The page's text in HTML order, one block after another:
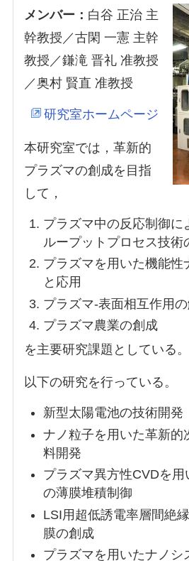
メンバー： 白谷 正治 主
幹教授／古閑 一憲 主幹
教授／鎌滝 晋礼 准教授
／奥村 賢直 准教授
研究室ホームページ
本研究室では，革新的
プラズマの創成を目指
して，
プラズマ中の反応制御に
ループットプロセス技術
プラズマを用いた機能性
と応用
プラズマ-表面相互作用の
プラズマ農業の創成
を主要研究課題としている。
以下の研究を行っている。
新型太陽電池の技術開発
ナノ粒子を用いた革新的
料開発
プラズマ異方性CVDを
の薄膜堆積制御
LSI用超低誘電率層間絶
膜の創成
プラズマを用いたナノシ